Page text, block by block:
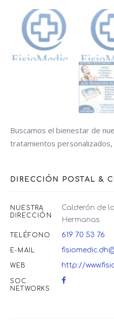
Buscamos el bienestar de
tratamientos
DIRECCIÓN POSTAL &
NUESTRA
DIRECCIÓN
Calderón de
Hermanas
TELÉFONO 619 70 53 76
E-MAIL
WEB http://
SOC.
NETWORKS